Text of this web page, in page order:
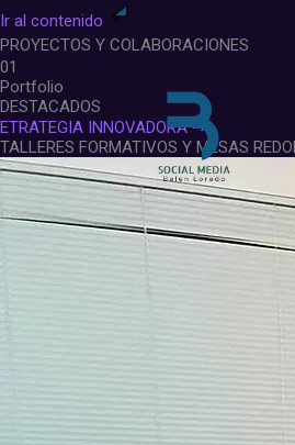
Ir al contenido
Ir
al
contenido
PROYECTOS Y COLABORACIONES
01
Portfolio
DESTACADOS
ETRATEGIA INNOVADORA ⇢
TALLERES FORMATIVOS Y MESAS